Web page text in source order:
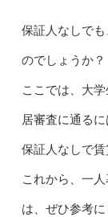
保証人なしで
のでしょうか？
ここでは、大
居審査に通る
保証人なしで賃
これから、一
は、ぜひ参考に